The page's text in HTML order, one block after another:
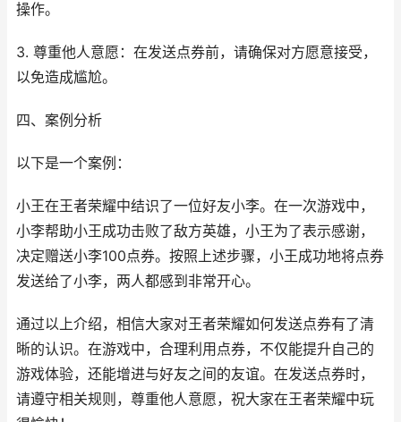
操作。
3. 尊重他人意愿：在发送点券前，请确保对方愿意接受，
以免造成尴尬。
四、案例分析
以下是一个案例：
小王在王者荣耀中结识了一位好友小李。在一次游戏中，
小李帮助小王成功击败了敌方英雄，小王为了表示感谢，
决定赠送小李100点券。按照上述步骤，小王成功地将点券
发送给了小李，两人都感到非常开心。
通过以上介绍，相信大家对王者荣耀如何发送点券有了清
晰的认识。在游戏中，合理利用点券，不仅能提升自己的
游戏体验，还能增进与好友之间的友谊。在发送点券时，
请遵守相关规则，尊重他人意愿，祝大家在王者荣耀中玩